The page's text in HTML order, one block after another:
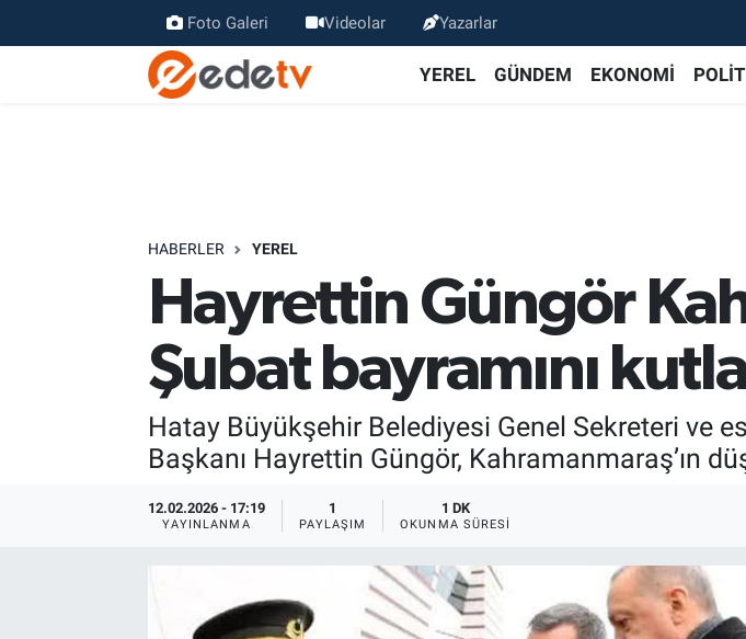
Foto Galeri Videolar Yazarlar
YEREL GÜNDEM EKONOMİ
HABERLER YEREL
Hayrettin Güngör
Şubat bayramını
Hatay Büyükşehir Belediyesi Genel Sekreteri ve
Başkanı Hayrettin Güngör, Kahramanmaraş’ın
12.02.2026 - 17:19
YAYINLANMA
1
PAYLAŞIM
1 DK
OKUNMA SÜRESI